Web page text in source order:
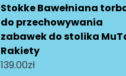
Stokke Bawełniana
do przechowywania
zabawek do stolika
Rakiety
139.00zł